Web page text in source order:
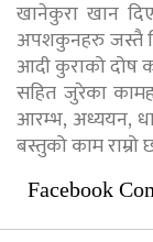
खानेकुरा खान
अपशकुनहरु जस्तै
आदी कुराको दोष
सहित जुरेका
आरम्भ, अध्ययन, धातु
बस्तुको काम राम्रो
Facebook